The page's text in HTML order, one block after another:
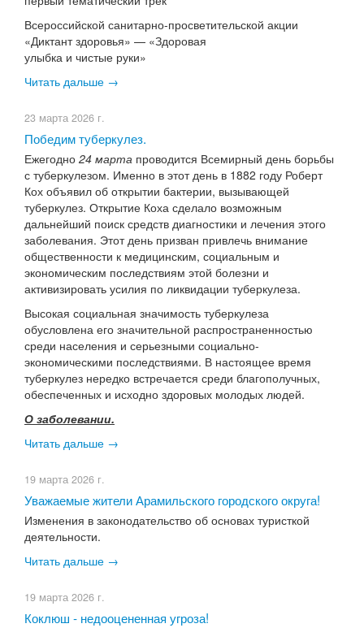
Всероссийской санитарно-просветительской акции
«Диктант здоровья» — «Здоровая
улыбка и чистые руки»
Читать дальше →
23 марта 2026 г.
​Победим туберкулез.
Ежегодно 24 марта проводится Всемирный день борьбы
с туберкулезом. Именно в этот день в 1882 году Роберт
Кох объявил об открытии бактерии, вызывающей
туберкулез. Открытие Коха сделало возможным
дальнейший поиск средств диагностики и лечения этого
заболевания. Этот день призван привлечь внимание
общественности к медицинским, социальным и
экономическим последствиям этой болезни и
активизировать усилия по ликвидации туберкулеза.
Высокая социальная значимость туберкулеза
обусловлена его значительной распространенностью
среди населения и серьезными социально-
экономическими последствиями. В настоящее время
туберкулез нередко встречается среди благополучных,
обеспеченных и исходно здоровых молодых людей.
О заболевании.
Читать дальше →
19 марта 2026 г.
Уважаемые жители Арамильского городского округа!
Изменения в законодательство об основах туристкой
деятельности.
Читать дальше →
19 марта 2026 г.
​Коклюш - недооцененная угроза!